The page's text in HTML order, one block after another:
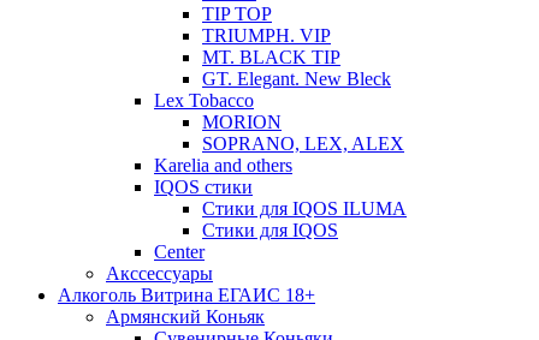
TIP TOP
TRIUMPH. VIP
MT. BLACK TIP
GT. Elegant. New Bleck
Lex Tobacco
MORION
SOPRANO, LEX, ALEX
Karelia and others
IQOS стики
Стики для IQOS ILUMA
Стики для IQOS
Сenter
Акссессуары
Алкоголь Витрина ЕГАИС 18+
Армянский Коньяк